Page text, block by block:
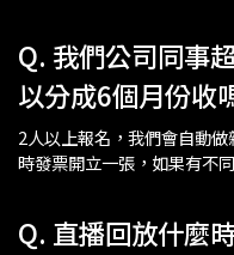
Q. 我們公司同事
以分成6個月份收
2人以上報名，我們會自動
時發票開立一張，如果有不
Q. 直播回放什麼